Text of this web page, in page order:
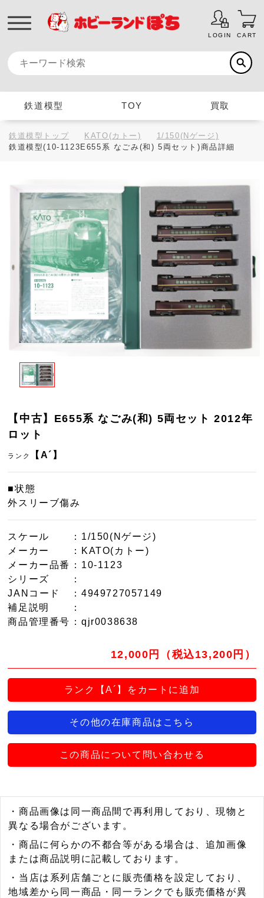
LOGIN CART
鉄道模型 TOY 買取
鉄道模型トップ KATO(カトー)
1/150(Nゲージ)
鉄道模型(10-1123E655系 なごみ(和) 5両セット)商品詳細
【中古】E655系 なごみ(和) 5両セット 2012年
ロット
ランク 【A´】
■状態
外スリーブ傷み
スケール
：1/150(Nゲージ)
メーカー
：KATO(カトー)
メーカー品番
：10-1123
シリーズ
：
JANコード
：4949727057149
補足説明
：
商品管理番号 ：qjr0038638
12,000円（税込13,200円）
ランク【A´】をカートに追加
その他の在庫商品はこちら
この商品について問い合わせる
・商品画像は同一商品間で再利用しており、現物と
異なる場合がございます。
・商品に何らかの不都合等がある場合は、追加画像
または商品説明に記載しております。
・当店は系列店舗ごとに販売価格を設定しており、
地域差から同一商品・同一ランクでも販売価格が異